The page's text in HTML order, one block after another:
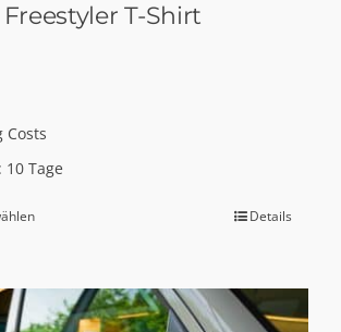
werden
T-Shirt
Costs
10 Tage
Dieses
mehrere
Details